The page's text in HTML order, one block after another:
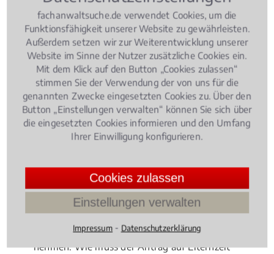
Eltern haben in Deutschland nach der Geburt ihres
Kindes die Möglichkeit drei Jahre Elternzeit im Job zu
nehmen. Wie muss der Antrag auf Elternzeit
fachanwaltsuche.de verwendet Cookies, um die
Funktionsfähigkeit unserer Website zu gewährleisten.
Außerdem setzen wir zur Weiterentwicklung unserer
Website im Sinne der Nutzer zusätzliche Cookies ein.
Mit dem Klick auf den Button „Cookies zulassen“
stimmen Sie der Verwendung der von uns für die
genannten Zwecke eingesetzten Cookies zu. Über den
Button „Einstellungen verwalten“ können Sie sich über
die eingesetzten Cookies informieren und den Umfang
Ihrer Einwilligung konfigurieren.
Cookies zulassen
Einstellungen verwalten
Impressum ⁃ Datenschutzerklärung